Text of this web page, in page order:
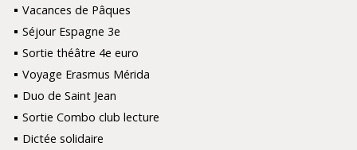
Vacances de Pâques
Séjour Espagne 3e
Sortie théâtre 4e euro
Voyage Erasmus Mérida
Duo de Saint Jean
Sortie Combo club lecture
Dictée solidaire